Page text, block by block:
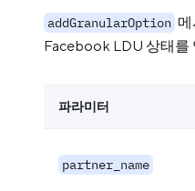
addGranularOption
Facebook LDU 상태를
파라미터
partner_name